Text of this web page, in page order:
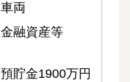
車両
金融資産等
預貯金1900万円